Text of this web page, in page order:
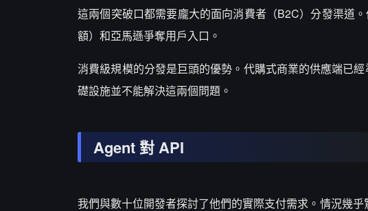
這兩個突破口都需要龐大的面向消費者（B2C）分發渠道
額）和亞馬遜爭奪用戶入口。
消費級規模的分發是巨頭的優勢。代購式商業的供應端已
礎設施並不能解決這兩個問題。
Agent 對 API
我們與數十位開發者探討了他們的實際支付需求。情況幾